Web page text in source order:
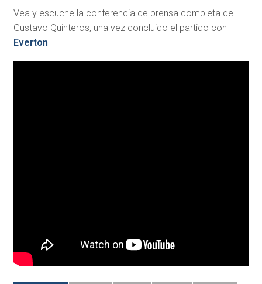
Vea y escuche la conferencia de prensa completa de
Gustavo Quinteros, una vez concluido el partido con
Everton